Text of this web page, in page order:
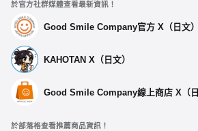
於官方社群媒體查看最新資訊！
Good Smile Company官方 X（日文）
KAHOTAN X（日文）
Good Smile Company線上商店 X（日
於部落格查看推薦商品資訊！